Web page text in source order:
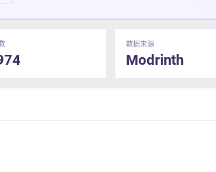
数据来源
Modrinth